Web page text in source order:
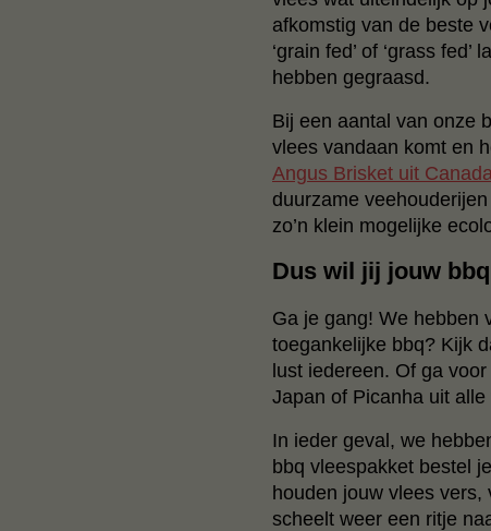
afkomstig van de beste
‘grain fed’ of ‘grass
hebben gegraasd.
Bij een aantal van onze
vlees vandaan komt en
Angus Brisket uit
duurzame
zo’n klein mogelijke
Dus wil jij jouw
Ga je gang! We hebben
toegankelijke bbq? Kijk
lust iedereen. Of ga
Japan of Picanha uit
In ieder geval, we
bbq vleespakket bestel
houden jouw vlees
scheelt weer een ritje